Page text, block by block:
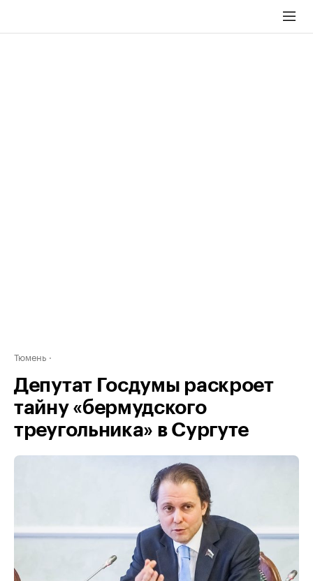
Тюмень
Депутат Госдумы раскроет
тайну «бермудского
треугольника» в Сургуте